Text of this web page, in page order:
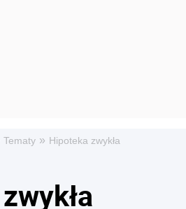
Tematy » Hipoteka zwykła